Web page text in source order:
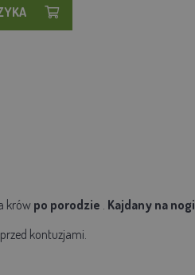
krówpo porodzie Kajdany na nogi
kontuzjami.